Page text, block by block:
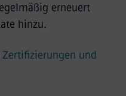
erneuert
hinzu.
und